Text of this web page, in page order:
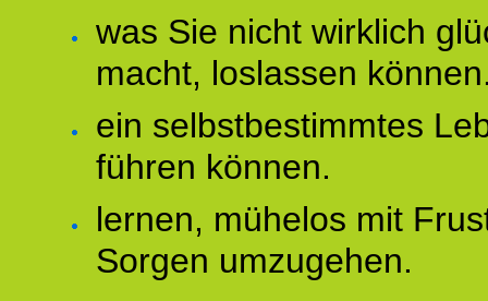
was Sie nicht wirklich
macht, loslassen
ein selbstbestimmtes
führen können.
lernen, mühelos mit
Sorgen umzugehen.